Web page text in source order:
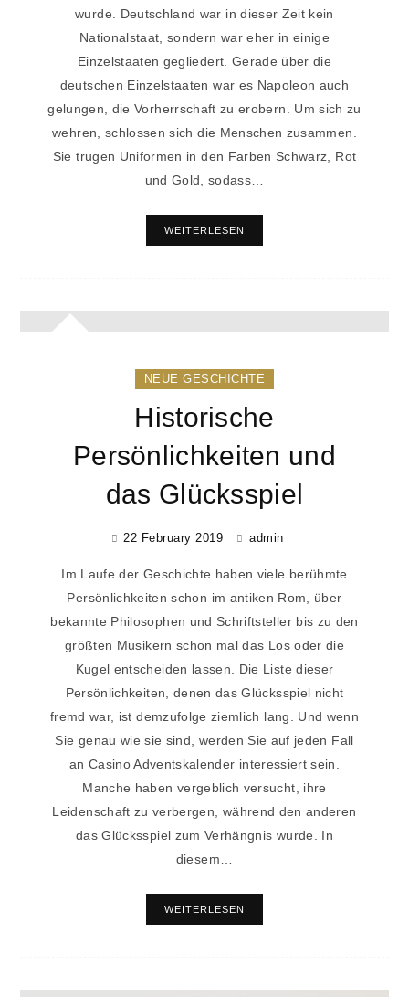
wurde. Deutschland war in dieser Zeit kein
Nationalstaat, sondern war eher in einige
Einzelstaaten gegliedert. Gerade über die
deutschen Einzelstaaten war es Napoleon auch
gelungen, die Vorherrschaft zu erobern. Um sich zu
wehren, schlossen sich die Menschen zusammen.
Sie trugen Uniformen in den Farben Schwarz, Rot
und Gold, sodass…
WEITERLESEN
NEUE GESCHICHTE
Historische
Persönlichkeiten und
das Glücksspiel
22 February 2019 admin
Im Laufe der Geschichte haben viele berühmte
Persönlichkeiten schon im antiken Rom, über
bekannte Philosophen und Schriftsteller bis zu den
größten Musikern schon mal das Los oder die
Kugel entscheiden lassen. Die Liste dieser
Persönlichkeiten, denen das Glücksspiel nicht
fremd war, ist demzufolge ziemlich lang. Und wenn
Sie genau wie sie sind, werden Sie auf jeden Fall
an Casino Adventskalender interessiert sein.
Manche haben vergeblich versucht, ihre
Leidenschaft zu verbergen, während den anderen
das Glücksspiel zum Verhängnis wurde. In
diesem…
WEITERLESEN